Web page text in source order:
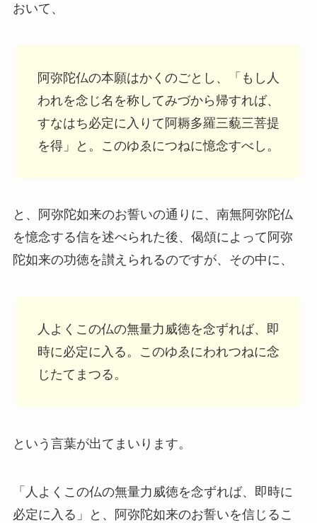
おいて、
阿弥陀仏の本願はかくのごとし、「もし人
われを念じ名を称してみづから帰すれば、
すなはち必定に入りて阿耨多羅三藐三菩提
を得」と。このゆゑにつねに憶念すべし。
と、阿弥陀如来のお誓いの通りに、南無阿弥陀仏
を憶念する信を述べられた後、偈頌によって阿弥
陀如来の功徳を讃えられるのですが、その中に、
人よくこの仏の無量力威徳を念ずれば、即
時に必定に入る。このゆゑにわれつねに念
じたてまつる。
という言葉が出てまいります。
「人よくこの仏の無量力威徳を念ずれば、即時に
必定に入る」と、阿弥陀如来のお誓いを信じるこ